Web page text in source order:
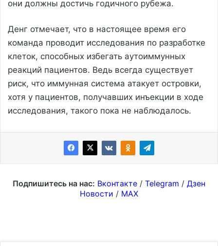
они должны достичь годичного рубежа.
Денг отмечает, что в настоящее время его
команда проводит исследования по разработке
клеток, способных избегать аутоиммунных
реакций пациентов. Ведь всегда существует
риск, что иммунная система атакует островки,
хотя у пациентов, получавших инъекции в ходе
исследования, такого пока не наблюдалось.
Подпишитесь на нас: Вконтакте / Telegram / Дзен
Новости / MAX